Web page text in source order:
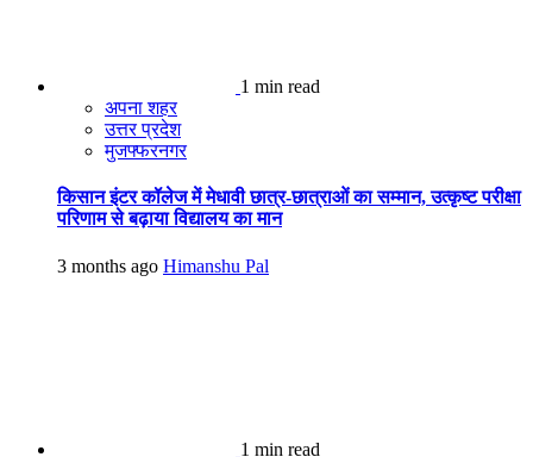
1 min read
अपना शहर
उत्तर प्रदेश
मुजफ्फरनगर
किसान इंटर कॉलेज में मेधावी छात्र-छात्राओं का सम्मान, उत्कृष्ट परीक्षा
परिणाम से बढ़ाया विद्यालय का मान
3 months ago Himanshu Pal
1 min read